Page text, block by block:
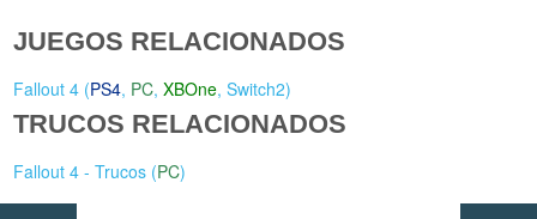
JUEGOS RELACIONADOS
Fallout 4 (PS4, PC,XBOne,Switch2)
TRUCOS RELACIONADOS
Fallout 4 - Trucos (PC)